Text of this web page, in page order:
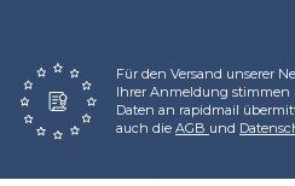
Für den Versand unserer
Ihrer Anmeldung stimmen
Daten an rapidmail
auch die AGB und